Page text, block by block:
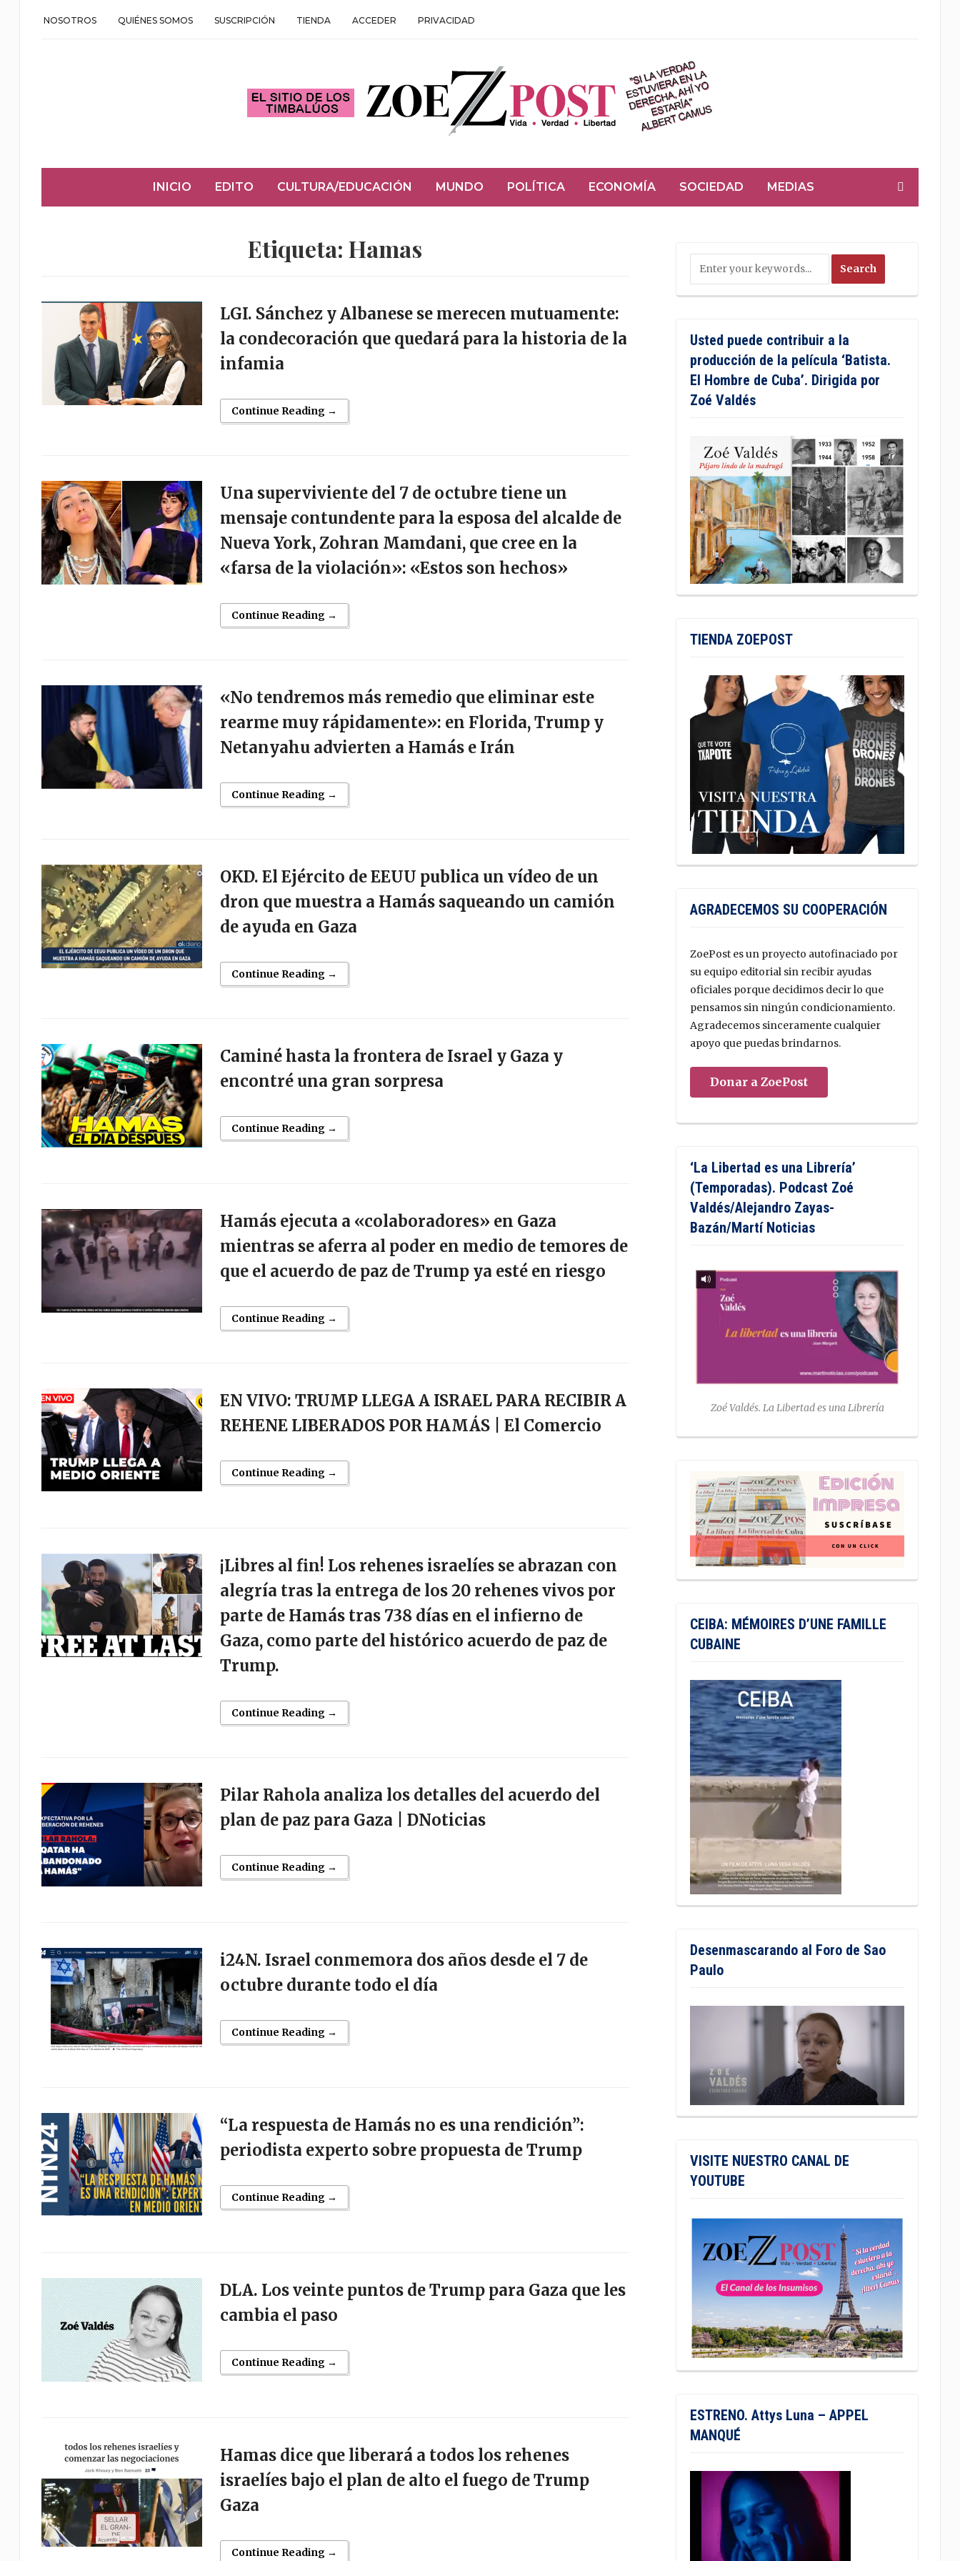
NOSOTROS QUIÉNES SOMOS SUSCRIPCIÓN TIENDA ACCEDER PRIVACIDAD
INICIO EDITO CULTURA/EDUCACIÓN MUNDO POLÍTICA ECONOMÍA SOCIEDAD MEDIAS
Etiqueta:Hamas
LGI. Sánchez y Albanese se merecen mutuamente:
la condecoración que quedará para la historia de la
infamia
Continue Reading →
Una superviviente del 7 de octubre tiene un
mensaje contundente para la esposa del alcalde de
Nueva York, Zohran Mamdani, que cree en la
«farsa de la violación»: «Estos son hechos»
Continue Reading →
«No tendremos más remedio que eliminar este
rearme muy rápidamente»: en Florida, Trump y
Netanyahu advierten a Hamás e Irán
Continue Reading →
OKD. El Ejército de EEUU publica un vídeo de un
dron que muestra a Hamás saqueando un camión
de ayuda en Gaza
Continue Reading →
Caminé hasta la frontera de Israel y Gaza y
encontré una gran sorpresa
Continue Reading →
Hamás ejecuta a «colaboradores» en Gaza
mientras se aferra al poder en medio de temores de
que el acuerdo de paz de Trump ya esté en riesgo
Continue Reading →
EN VIVO: TRUMP LLEGA A ISRAEL PARA RECIBIR A
REHENE LIBERADOS POR HAMÁS | El Comercio
Continue Reading →
¡Libres al fin! Los rehenes israelíes se abrazan con
alegría tras la entrega de los 20 rehenes vivos por
parte de Hamás tras 738 días en el infierno de
Gaza, como parte del histórico acuerdo de paz de
Trump.
Continue Reading →
Pilar Rahola analiza los detalles del acuerdo del
plan de paz para Gaza | DNoticias
Continue Reading →
i24N. Israel conmemora dos años desde el 7 de
octubre durante todo el día
Continue Reading →
“La respuesta de Hamás no es una rendición”:
periodista experto sobre propuesta de Trump
Continue Reading →
DLA. Los veinte puntos de Trump para Gaza que les
cambia el paso
Continue Reading →
Hamas dice que liberará a todos los rehenes
israelíes bajo el plan de alto el fuego de Trump
Gaza
Continue Reading →
Usted puede contribuir a la
producción de la película ‘Batista.
El Hombre de Cuba’. Dirigida por
Zoé Valdés
TIENDA ZOEPOST
AGRADECEMOS SU COOPERACIÓN
ZoePost es un proyecto autofinaciado por
su equipo editorial sin recibir ayudas
oficiales porque decidimos decir lo que
pensamos sin ningún condicionamiento.
Agradecemos sinceramente cualquier
apoyo que puedas brindarnos.
Donar a ZoePost
‘La Libertad es una Librería’
(Temporadas). Podcast Zoé
Valdés/Alejandro Zayas-
Bazán/Martí Noticias
Zoé Valdés. La Libertad es una Librería
CEIBA: MÉMOIRES D’UNE FAMILLE
CUBAINE
Desenmascarando al Foro de Sao
Paulo
VISITE NUESTRO CANAL DE
YOUTUBE
ESTRENO. Attys Luna – APPEL
MANQUÉ